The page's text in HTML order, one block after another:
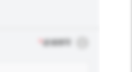
必须填写